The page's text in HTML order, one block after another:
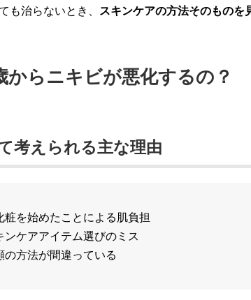
も治らないとき、 スキンケアの方法そのものを
からニキビが悪化するの？
考えられる主な理由
粧を始めたことによる肌負担
ンケアアイテム選びのミス
の方法が間違っている